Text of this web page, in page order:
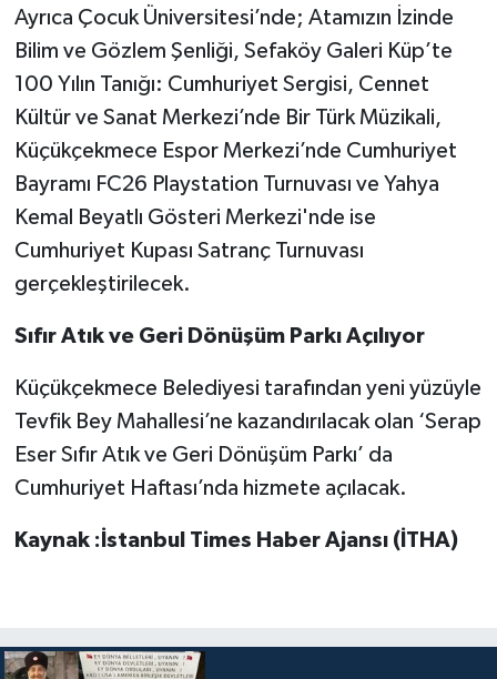
Ayrıca Çocuk Üniversitesi’nde; Atamızın İzinde
Bilim ve Gözlem Şenliği, Sefaköy Galeri Küp’te
100 Yılın Tanığı: Cumhuriyet Sergisi, Cennet
Kültür ve Sanat Merkezi’nde Bir Türk Müzikali,
Küçükçekmece Espor Merkezi’nde Cumhuriyet
Bayramı FC26 Playstation Turnuvası ve Yahya
Kemal Beyatlı Gösteri Merkezi'nde ise
Cumhuriyet Kupası Satranç Turnuvası
gerçekleştirilecek.
Sıfır Atık ve Geri Dönüşüm Parkı Açılıyor
Küçükçekmece Belediyesi tarafından yeni yüzüyle
Tevfik Bey Mahallesi’ne kazandırılacak olan ‘Serap
Eser Sıfır Atık ve Geri Dönüşüm Parkı’ da
Cumhuriyet Haftası’nda hizmete açılacak.
Kaynak :İstanbul Times Haber Ajansı (İTHA)